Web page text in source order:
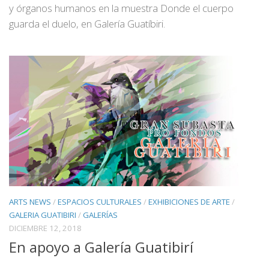
y órganos humanos en la muestra Donde el cuerpo
guarda el duelo, en Galería Guatíbiri.
ARTS NEWS /ESPACIOS CULTURALES /EXHIBICIONES DE ARTE /
GALERIA GUATIBIRI / GALERÍAS
DICIEMBRE 12, 2018
En apoyo a Galería Guatibirí